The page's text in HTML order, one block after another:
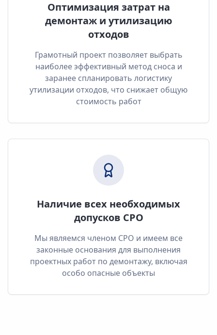
Оптимизация затрат на
демонтаж и утилизацию
отходов
Грамотный проект позволяет выбрать
наиболее эффективный метод сноса и
заранее спланировать логистику
утилизации отходов, что снижает общую
стоимость работ
Наличие всех необходимых
допусков СРО
Мы являемся членом СРО и имеем все
законные основания для выполнения
проектных работ по демонтажу, включая
особо опасные объекты